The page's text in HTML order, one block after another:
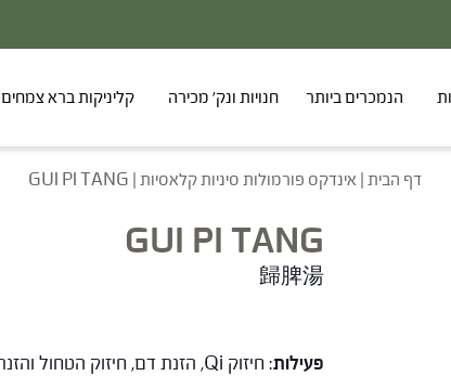
הנמכרים ביותר חנויות ונק' מכירה קליניקות ברא צמחים
דף הבית | אינדקס פורמולות סיניות קלאסיות |
GUI PI TANG
GUI PI TANG
歸脾湯
פעילות: חיזוק Qi, הזנת דם, חיזוק הטחול והזנת הלב.